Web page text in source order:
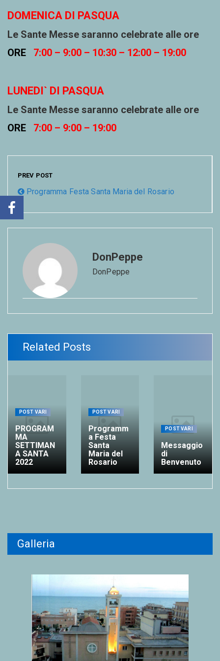
DOMENICA DI PASQUA
Le Sante Messe saranno celebrate alle ore
ORE 7:00 – 9:00 – 10:30 – 12:00 – 19:00
LUNEDI` DI PASQUA
Le Sante Messe saranno celebrate alle ore
ORE 7:00 – 9:00 – 19:00
PREV POST
Programma Festa Santa Maria del Rosario
DonPeppe
DonPeppe
Related Posts
POST VARI
PROGRAM
MA
SETTIMAN
A SANTA
2022
POST VARI
Programm
a Festa
Santa
Maria del
Rosario
POST VARI
Messaggio
di
Benvenuto
Galleria